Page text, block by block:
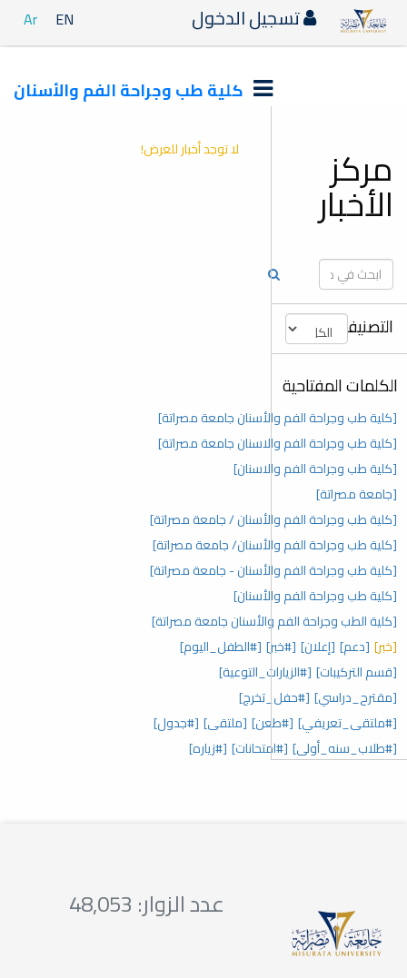
Ar EN تسجيل الدخول
كلية طب وجراحة الفم والأسنان
مركز
الأخبار
التصنيفات
الكلمات المفتاحية
[كلية طب وجراحة الفم والأسنان جامعة مصراتة]
[كلية طب وجراحة الفم والاسنان جامعة مصراتة]
[كلية طب وجراحة الفم والاسنان]
[جامعة مصراتة]
[كلية طب وجراحة الفم والأسنان / جامعة مصراتة]
[كلية طب وجراحة الفم والأسنان/ جامعة مصراتة]
[كلية طب وجراحة الفم والأسنان - جامعة مصراتة]
[كلية طب وجراحة الفم والأسنان]
[كلية الطب وجراحة الفم والأسنان جامعة مصراتة]
[خبر] [دعم] [إعلان] [#خبر] [#الطفل_اليوم]
[قسم التركيبات] [#الزيارات_التوعية]
[مقترح_دراسي] [#حفل_تخرج]
[#ملتقى_تعريفي] [#طعن] [ملتقى] [#جدول]
[#طلاب_سنه_أولى] [#امتحانات] [#زياره]
لا توجد أخبار للعرض!
عدد الزوار: 48,053